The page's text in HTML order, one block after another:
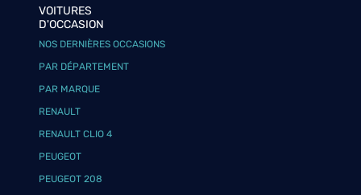
VOITURES
D'OCCASION
NOS DERNIÈRES OCCASIONS
PAR DÉPARTEMENT
PAR MARQUE
RENAULT
RENAULT CLIO 4
PEUGEOT
PEUGEOT 208